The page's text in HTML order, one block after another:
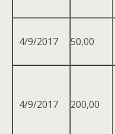
4/9/2017 50,00
4/9/2017 200,00